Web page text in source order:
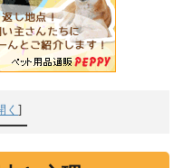
く ]